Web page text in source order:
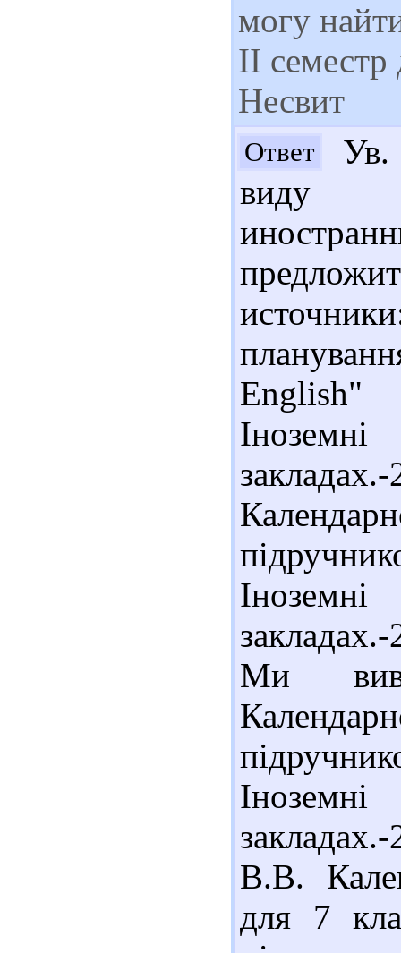
могу
II семестр
Несвит
Ответ
виду
English"
Ми
В.В.
для 7